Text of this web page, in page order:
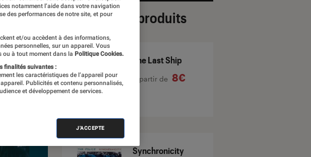
Sélection de produits
The Last Ship
À partir de 8€
Synchronicity
notamment l’aide dans votre navigation
des performances de notre site, et pour
et/ou accèdent à des informations,
personnelles, sur un appareil. Vous
ou à tout moment dans la Politique Cookies.
finalités suivantes :
les caractéristiques de l’appareil pour
Publicités et contenu personnalisés,
et développement de services.
J'ACCEPTE